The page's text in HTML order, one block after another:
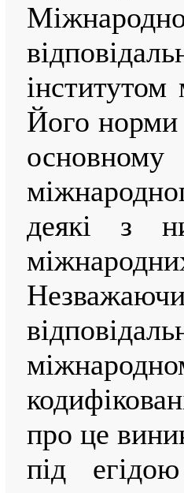
інститутом
Його норми
деякі з
про це
під